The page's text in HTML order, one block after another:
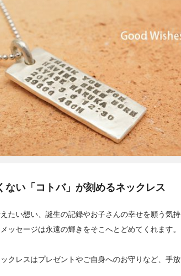
ない「コトバ」が刻めるネックレス
たい想い、誕生の記録やお子さんの幸せを願う気
ッセージは永遠の輝きをそこへとどめてくれます。
クレスはプレゼントやご自身へのお守りなど、手